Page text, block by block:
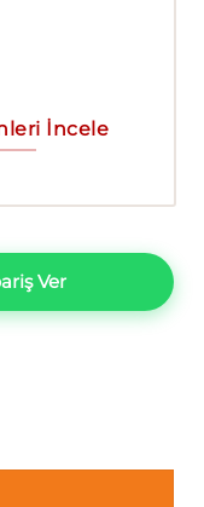
İncele
Ver
desenli duvar kağıdı